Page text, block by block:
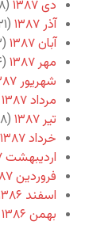
دی ۱۳۸۷
(۱۸)
آذر ۱۳۸۷
(۲۱)
آبان ۱۳۸۷
(۳۳)
مهر ۱۳۸۷
(۳۴)
شهریور ۱۳۸۷
مرداد ۱۳۸۷
تیر ۱۳۸۷
(۴۸)
خرداد ۱۳۸۷
اردیبهشت ۱۳۸۷
فروردین ۱۳۸۷
اسفند ۱۳۸۶
بهمن ۱۳۸۶